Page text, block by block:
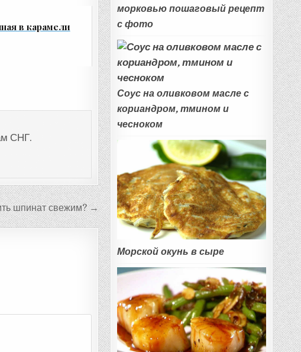
в карамели
СНГ.
шпинат свежим? →
морковью пошаговый рецепт
с фото
Соус на оливковом масле с
кориандром, тмином и
чесноком
Морской окунь в сыре